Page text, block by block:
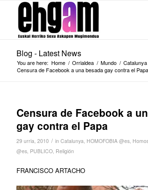
Blog - Latest News
You are here: Home / Orrialdea / Mundo / Catalunya
Censura de Facebook a una besada gay contra el Papa
Censura de Facebook a
gay contra el Papa
29 urria, 2010 / in Catalunya, HOMOFOBIA @es,
@es, PUBLICO, Religión
FRANCISCO ARTACHO